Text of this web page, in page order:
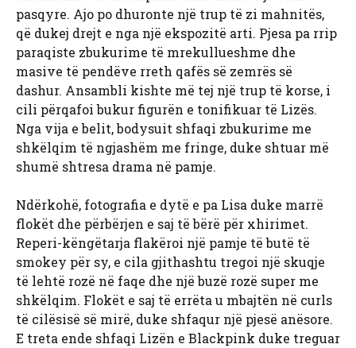
pasqyre. Ajo po dhuronte një trup të zi mahnitës,
që dukej drejt e nga një ekspozitë arti. Pjesa pa rrip
paraqiste zbukurime të mrekullueshme dhe
masive të pendëve rreth qafës së zemrës së
dashur. Ansambli kishte më tej një trup të korse, i
cili përqafoi bukur figurën e tonifikuar të Lizës.
Nga vija e belit, bodysuit shfaqi zbukurime me
shkëlqim të ngjashëm me fringe, duke shtuar më
shumë shtresa drama në pamje.
Ndërkohë, fotografia e dytë e pa Lisa duke marrë
flokët dhe përbërjen e saj të bërë për xhirimet.
Reperi-këngëtarja flakëroi një pamje të butë të
smokey për sy, e cila gjithashtu tregoi një skuqje
të lehtë rozë në faqe dhe një buzë rozë super me
shkëlqim. Flokët e saj të errëta u mbajtën në curls
të cilësisë së mirë, duke shfaqur një pjesë anësore.
E treta ende shfaqi Lizën e Blackpink duke treguar